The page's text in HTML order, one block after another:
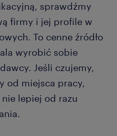
sprawdźmy
firmy i jej profile w
To cenne źródło
wyrobić sobie
Jeśli czujemy,
od miejsca pracy,
lepiej od razu